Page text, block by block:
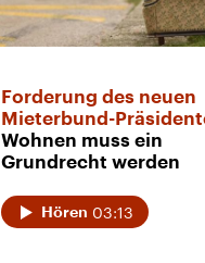
Forderung des neuen
Mieterbund-
Wohnen muss ein
Grundrecht werden
Hören 03:13